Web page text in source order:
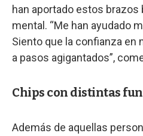
han aportado estos brazos
mental. “Me han ayudado
Siento que la confianza en
a pasos agigantados”,
Chips con distintas
Además de aquellas